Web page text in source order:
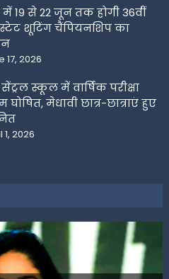
में 19 से 22 जून तक होगी 36वीं
स्टेट शूटिंग चैंपियनशिप का
17, 2026
सेंट्रल स्कूल में वार्षिक परीक्षा
घोषित, मेधावी छात्र-छात्राएं हुए
1, 2026